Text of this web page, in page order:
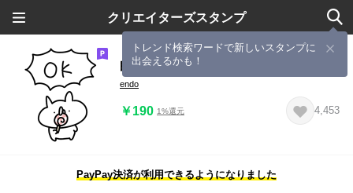
クリエイターズスタンプ
トレンド検索ワードで新しいスタンプに
出会えるかも！
即レス！うさぎ帝国
endo
￥190 1%還元 4,453
PayPay決済が利用できるようになりました